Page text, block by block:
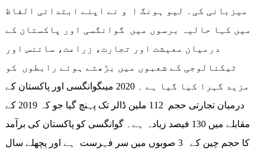
میزبانی کی۔ لیو ہونگ ا و نے اپنے ابتدائی الفاظ
میں کہا حالیہ برسوں میں گوانگسی اور پاکستان کے
درمیان معیشت اور تجارت، زراعت، سائنس اور
ٹیکنالوجی کے شعبوں میں بڑھتے ہوئے رابطوں کو
مزید گہرا کیا گیا ہے ۔ 2020 میںگوانگسی اور پاکستان کے
درمیان تجارتی حجم 112 ملین ڈالر تک پہنچ گیا جو کہ 2019 کے
مقابلے میں 130 فیصد زیادہ ہے۔ گوانگسی کو پاکستان کی برآمد
کا حجم چین کے 3 صوبوں میں سر فہرست ہے اور پچھلے سال